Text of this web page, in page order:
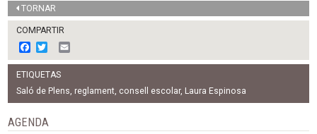
TORNAR
COMPARTIR
F
a
c
e
b
o
o
k
w
i
t
t
e
m
l
ETIQUETAS
Saló de Plens, reglament, consell escolar, Laura Espinosa
AGENDA